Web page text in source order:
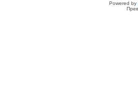
Powered by